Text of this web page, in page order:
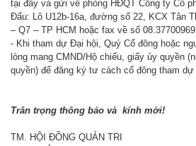
tại đây và gửi về phòng HĐQT Công ty Cổ
Đẩu: Lô U12b-16a, đường số 22, KCX Tân
– Q7 – TP HCM hoặc fax về số
- Khi tham dự Đại hội, Quý Cổ đông hoặc
lòng mang CMND/Hộ chiếu, giấy ủy quyền
quyền) để đăng ký tư cách cổ đông tham
Trân trọng thông báo và kính mời!
TM. HỘI ĐỒNG QUẢN TRI